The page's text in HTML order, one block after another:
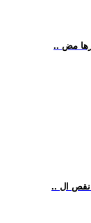
مض
نقص ال